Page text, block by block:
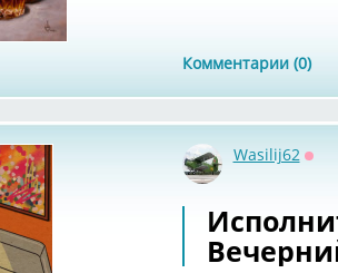
Комментарии (0)
Wasilij62